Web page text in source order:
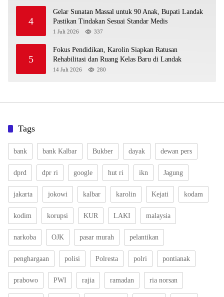
4
Gelar Sunatan Massal untuk 90 Anak, Bupati Landak
Pastikan Tindakan Sesuai Standar Medis
1 Juli 2026 337
5
Fokus Pendidikan, Karolin Siapkan Ratusan
Rehabilitasi dan Ruang Kelas Baru di Landak
14 Juli 2026 280
Tags
bank bank Kalbar Bukber dayak dewan pers
dprd dpr ri google hut ri ikn Jagung
jakarta jokowi kalbar karolin Kejati kodam
kodim korupsi KUR LAKI malaysia
narkoba OJK pasar murah pelantikan
penghargaan polisi Polresta polri pontianak
prabowo PWI rajia ramadan ria norsan